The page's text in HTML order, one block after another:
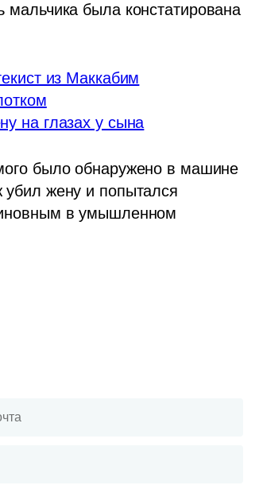
была констатирована
из Маккабим
на глазах у сына
было обнаружено в машине
жену и попытался
в умышленном